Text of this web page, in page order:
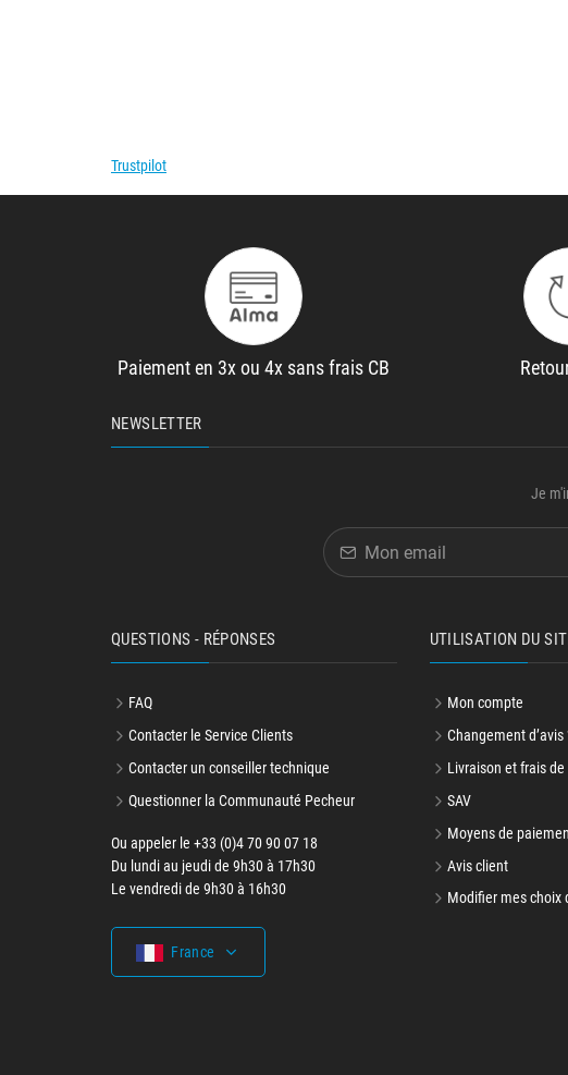
Trustpilot
Paiement en 3x ou 4x sans frais CB
NEWSLETTER
Je
QUESTIONS - RÉPONSES
FAQ
Contacter le Service Clients
Contacter un conseiller technique
Questionner la Communauté Pecheur
Ou appeler le +33 (0)4 70 90 07 18
Du lundi au jeudi de 9h30 à 17h30
Le vendredi de 9h30 à 16h30
France
UTILISATION DU
Mon compte
Changement d’avis
Livraison et frais de
SAV
Moyens de
Avis client
Modifier mes choix